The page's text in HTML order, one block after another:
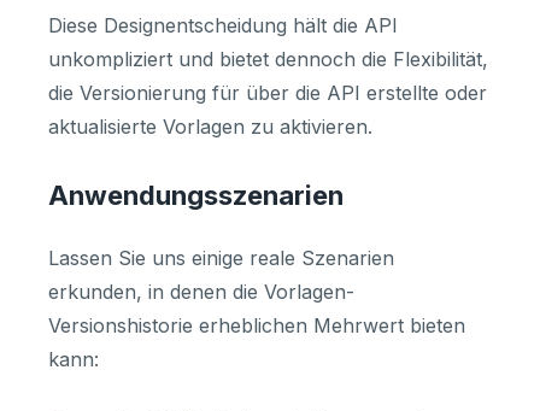
Diese Designentscheidung hält die API
unkompliziert und bietet dennoch die Flexibilität,
die Versionierung für über die API erstellte oder
aktualisierte Vorlagen zu aktivieren.
Anwendungsszenarien
Lassen Sie uns einige reale Szenarien
erkunden, in denen die Vorlagen-
Versionshistorie erheblichen Mehrwert bieten
kann: